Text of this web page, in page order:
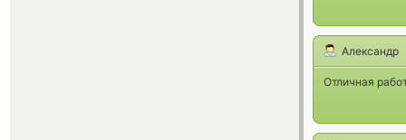
Александр
Отличная